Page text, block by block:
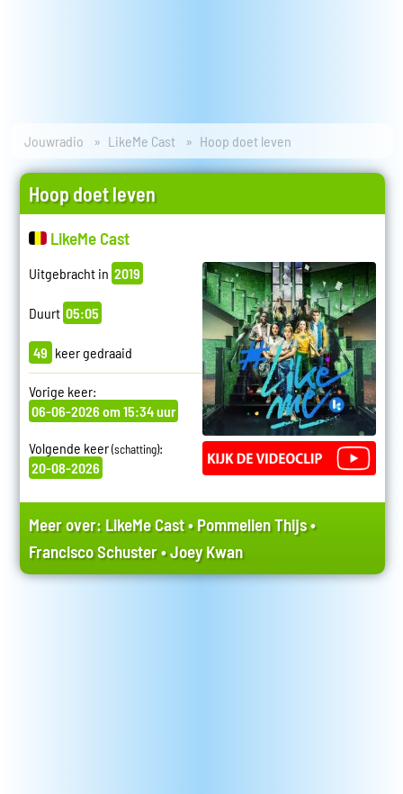
Jouwradio LikeMe Cast Hoop doet leven
Hoop doet leven
LikeMe Cast
Uitgebracht in 2019
Duurt 05:05
49 keer gedraaid
Vorige keer:
06-06-2026 om 15:34 uur
Volgende keer(schatting):
20-08-2026
Meer over: LikeMe Cast•Pommelien Thijs•
Francisco Schuster•Joey Kwan